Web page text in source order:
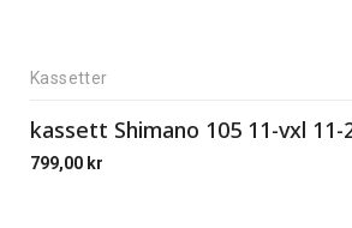
Kassetter
kassett Shimano 105 11-vxl 11-
799,00 kr